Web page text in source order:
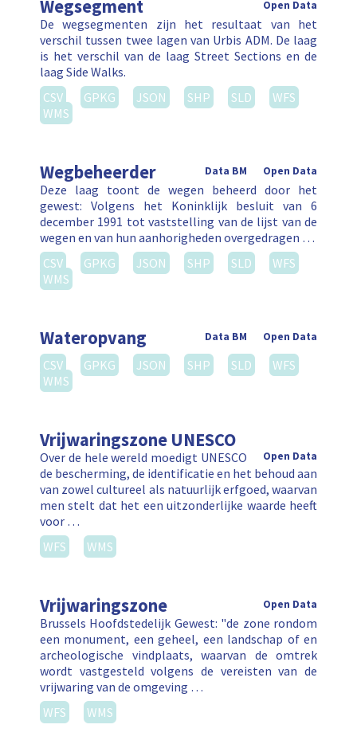
Wegsegment Open Data
De wegsegmenten zijn het resultaat van het
verschil tussen twee lagen van Urbis ADM. De laag
is het verschil van de laag Street Sections en de
laag Side Walks.
CSV
GPKG JSON SHP SLD
WFS
WMS
Wegbeheerder Open Data
Data BM
Deze laag toont de wegen beheerd door het
gewest: Volgens het Koninklijk besluit van 6
december 1991 tot vaststelling van de lijst van de
wegen en van hun aanhorigheden overgedragen …
CSV
GPKG JSON SHP SLD
WFS
WMS
Wateropvang Open Data
Data BM
CSV GPKG JSON SHP SLD
WFS
WMS
Vrijwaringszone UNESCO
Open Data
Over de hele wereld moedigt UNESCO
de bescherming, de identificatie en het behoud aan
van zowel cultureel als natuurlijk erfgoed, waarvan
men stelt dat het een uitzonderlijke waarde heeft
voor …
WFS
WMS
Vrijwaringszone Open Data
Brussels Hoofdstedelijk Gewest: "de zone rondom
een monument, een geheel, een landschap of en
archeologische vindplaats, waarvan de omtrek
wordt vastgesteld volgens de vereisten van de
vrijwaring van de omgeving …
WFS
WMS